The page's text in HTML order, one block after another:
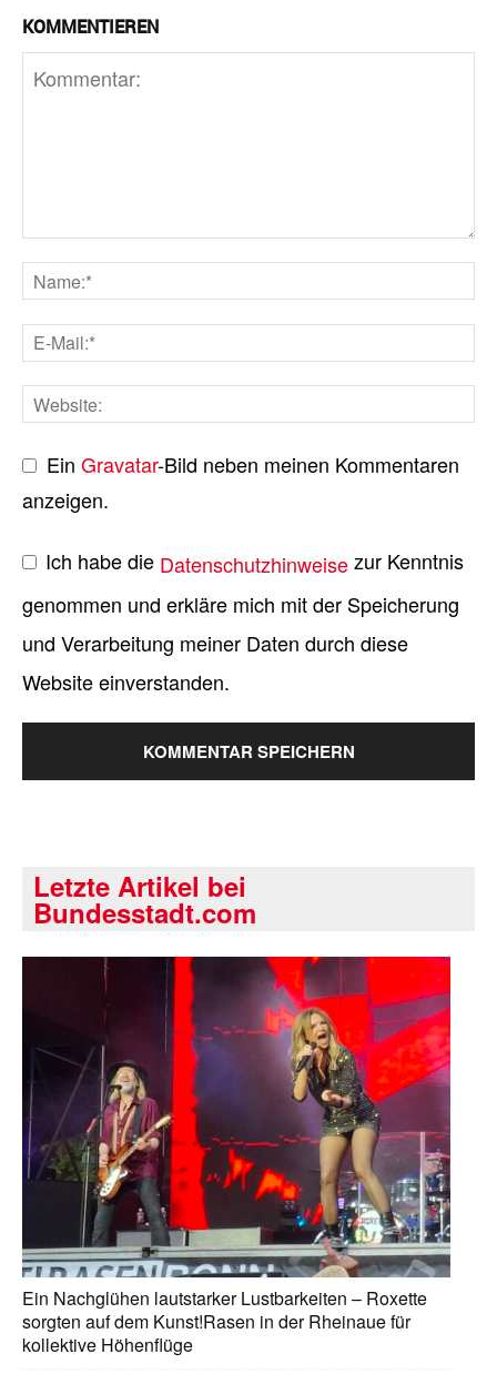
KOMMENTIEREN
EinGravatar-Bild neben meinen Kommentaren
anzeigen.
Ich habe die Datenschutzhinweisezur Kenntnis
genommen und erkläre mich mit der Speicherung
und Verarbeitung meiner Daten durch diese
Website einverstanden.
Letzte Artikel bei
Bundesstadt.com
Ein Nachglühen lautstarker Lustbarkeiten – Roxette
sorgten auf dem Kunst!Rasen in der Rheinaue für
kollektive Höhenflüge